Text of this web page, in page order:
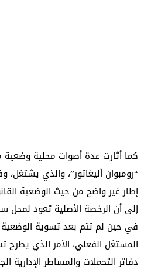
كما أثارت عدة أصوات محلية
“رومبوان أليغاتور”، والذي
إطار غير واضح من حيث الوضعية
إلى أن الرخصة الأصلية تعود
في حين لم تتم بعد تسوية الوضعية
المستغل الفعلي، الأمر الذي يطرح
دفاتر التحملات والمساطر الإدارية